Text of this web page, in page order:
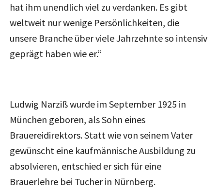
hat ihm unendlich viel zu verdanken. Es gibt
weltweit nur wenige Persönlichkeiten, die
unsere Branche über viele Jahrzehnte so intensiv
geprägt haben wie er.“
Ludwig Narziß wurde im September 1925 in
München geboren, als Sohn eines
Brauereidirektors. Statt wie von seinem Vater
gewünscht eine kaufmännische Ausbildung zu
absolvieren, entschied er sich für eine
Brauerlehre bei Tucher in Nürnberg.